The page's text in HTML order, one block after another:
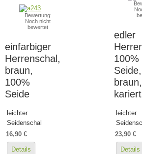
Bewertung:
Noch nicht
bewertet
einfarbiger
Herrenschal,
braun,
100%
Seide
leichter
Seidenschal
16,90 €
Details
edler
100%
Seide,
braun,
kariert
leichter
23,90 €
Details